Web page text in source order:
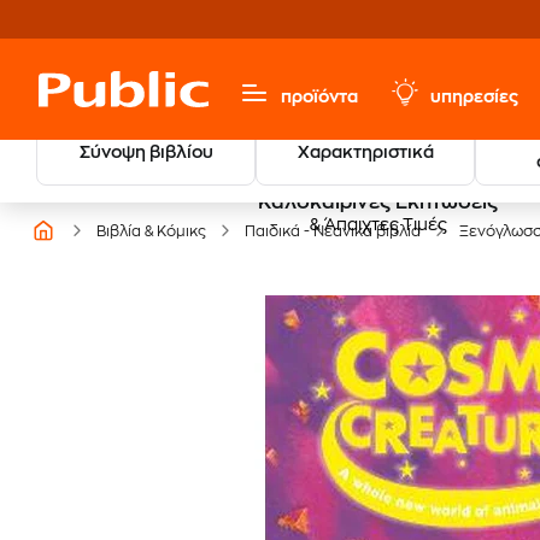
προϊόντα υπηρεσίες
Σύνοψη βιβλίου Χαρακτηριστικά
Καλοκαιρινές Εκπτώσεις
& Άπαιχτες Τιμές
Βιβλία & Κόμικς Παιδικά - Νεανικά βιβλία